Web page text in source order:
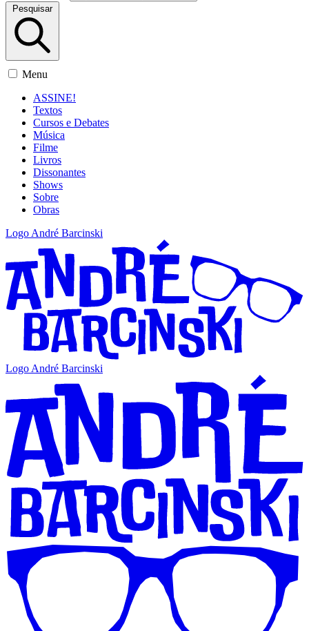
Pesquisar
Menu
ASSINE!
Textos
Cursos e Debates
Música
Filme
Livros
Dissonantes
Shows
Sobre
Obras
Logo André Barcinski
Logo André Barcinski